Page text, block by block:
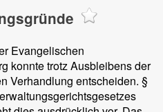
Evangelischen
konnte trotz Ausbleibens der
Verhandlung entscheiden. §